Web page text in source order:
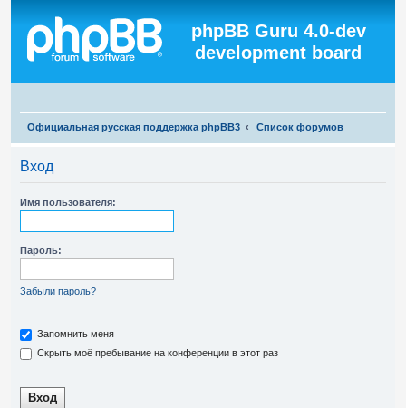
phpBB Guru 4.0-dev
development board
Официальная русская поддержка phpBB3 Список форумов
Вход
Имя пользователя:
Пароль:
Забыли пароль?
Запомнить меня
Скрыть моё пребывание на конференции в этот раз